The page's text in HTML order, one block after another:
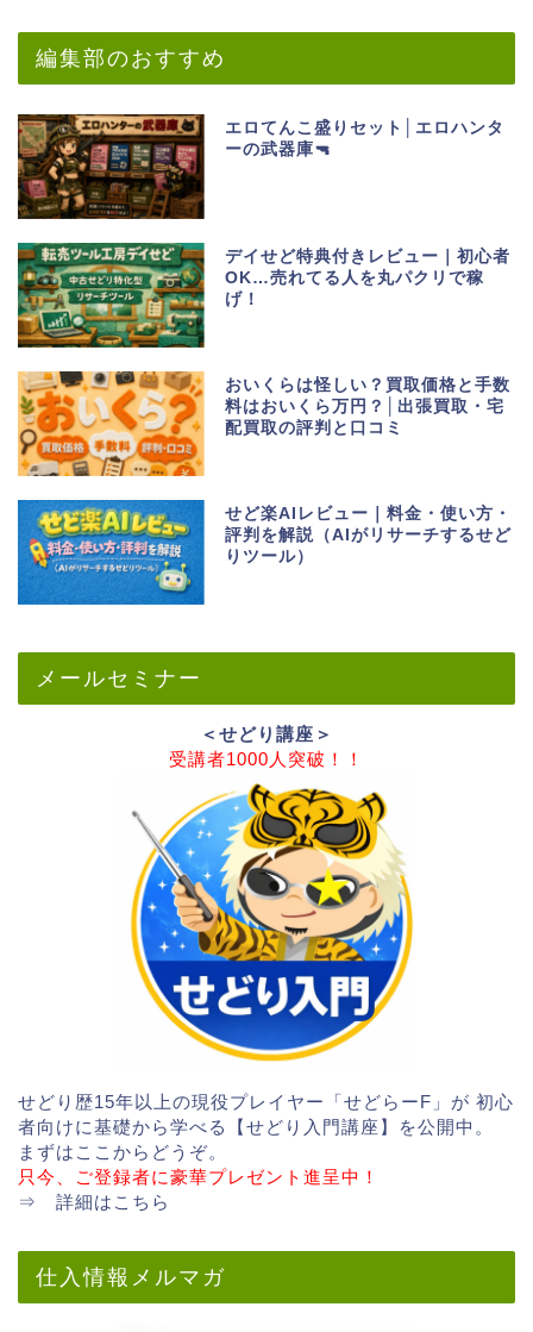
編集部のおすすめ
エロてんこ盛りセット│エロハンタ
ーの武器庫🔫
デイせど特典付きレビュー｜初心者
OK…売れてる人を丸パクリで稼
げ！
おいくらは怪しい？買取価格と手数
料はおいくら万円？│出張買取・宅
配買取の評判と口コミ
せど楽AIレビュー｜料金・使い方・
評判を解説（AIがリサーチするせど
りツール）
メールセミナー
＜せどり講座＞
受講者1000人突破！！
せどり歴15年以上の現役プレイヤー「せどらーF」が 初心
者向けに基礎から学べる【せどり入門講座】を公開中。
まずはここからどうぞ。
只今、ご登録者に豪華プレゼント進呈中！
⇒ 詳細はこちら
仕入情報メルマガ